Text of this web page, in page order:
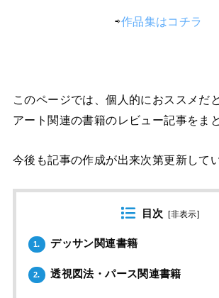
⇨作品集はコチラ
このページでは、個人的におススメだ
アート関連の書籍のレビュー記事をま
今後も記事の作成が出来次第更新して
目次 [非表示]
1. デッサン関連書籍
2. 透視図法・パース関連書籍